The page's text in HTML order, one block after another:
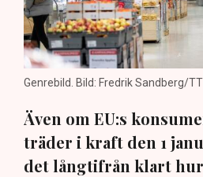
Genrebild. Bild: Fredrik Sandberg/TT
Även om EU:s
träder i kraft den 1
det långtifrån klart